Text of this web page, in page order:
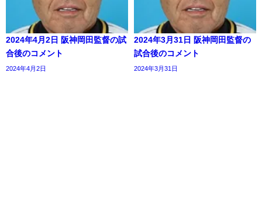
2024年4月2日 阪神岡田監督の試
合後のコメント
2024年4月2日
2024年3月31日 阪神岡田監督の
試合後のコメント
2024年3月31日